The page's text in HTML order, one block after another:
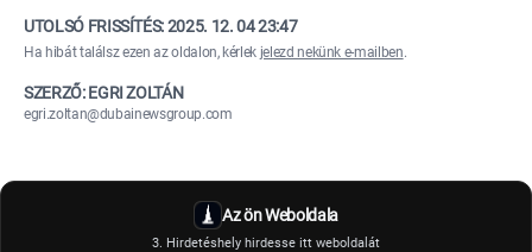
UTOLSÓ FRISSÍTÉS:2025. 12. 04 23:47
Ha hibát találsz ezen az oldalon, kérlek jelezd nekünk e-mailben.
SZERZŐ: EGRI ZOLTÁN
egri.zoltan@dubainewsgroup.com
Az ön Weboldala
3. Hirdetéshely hirdesse itt weboldalát